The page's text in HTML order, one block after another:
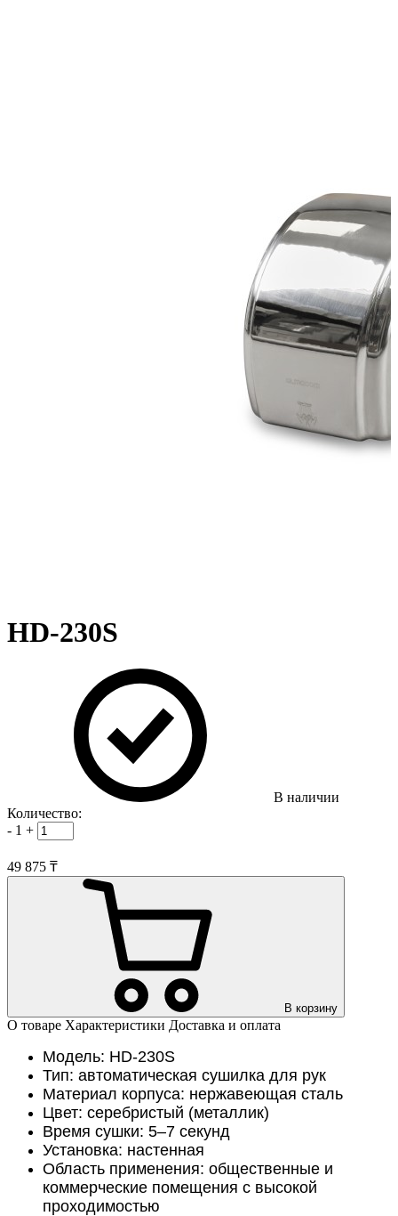
HD-230S
В наличии
Количество:
- 1 +
49 875 ₸
В корзину
О товаре Характеристики Доставка и оплата
Модель: HD-230S
Тип: автоматическая сушилка для рук
Материал корпуса: нержавеющая сталь
Цвет: серебристый (металлик)
Время сушки: 5–7 секунд
Установка: настенная
Область применения: общественные и
коммерческие помещения с высокой
проходимостью